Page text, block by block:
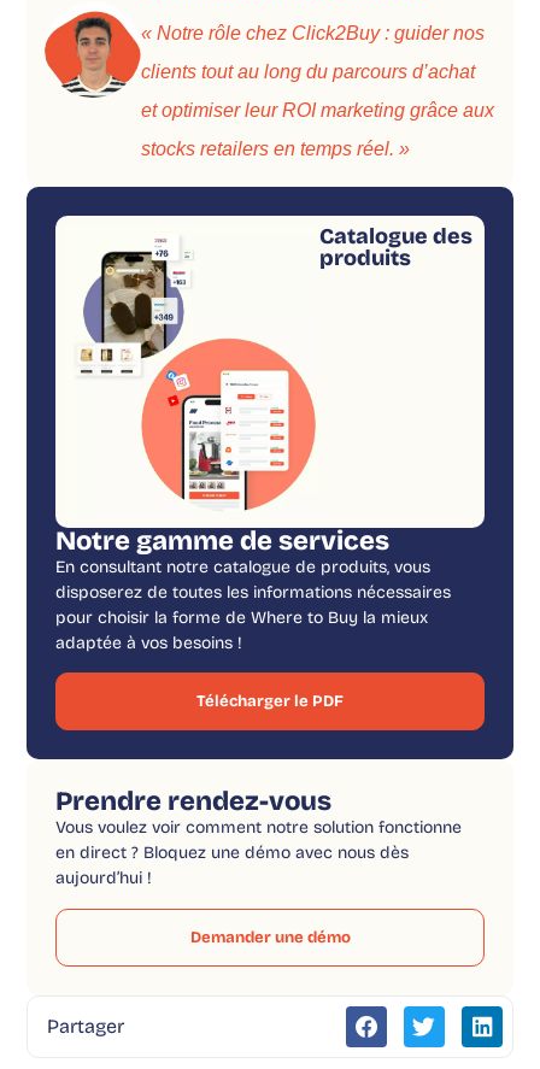
« Notre rôle chez Click2Buy : guider nos
clients tout au long du parcours d’achat
et optimiser leur ROI marketing grâce aux
stocks retailers en temps réel. »
Catalogue des
produits
Notre gamme de services
En consultant notre catalogue de produits, vous
disposerez de toutes les informations nécessaires
pour choisir la forme de Where to Buy la mieux
adaptée à vos besoins !
Télécharger le PDF
Prendre rendez-vous
Vous voulez voir comment notre solution fonctionne
en direct ? Bloquez une démo avec nous dès
aujourd’hui !
Demander une démo
Partager